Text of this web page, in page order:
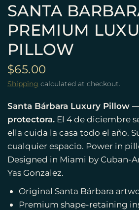
SANTA
PREMIUM
PILLOW
$65.00
Shipping calculated at checkout.
Santa Bárbara Luxury Pillow
protectora. El 4 de diciembre
ella cuida la casa todo el año.
cualquier espacio. Power in
Designed in Miami by Cuban-
Yas Gonzalez.
Original Santa Bárbara
Premium shape-retaining